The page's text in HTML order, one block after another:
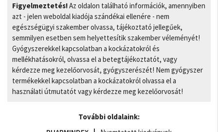
Figyelmeztetés!Az oldalon található információk, amennyiben
azt - jelen weboldal kiadója szándékai ellenére - nem
egészségügyi szakember olvassa, tájékoztató jellegűek,
semmilyen esetben sem helyettesítik szakember véleményét!
Gyógyszerekkel kapcsolatban a kockázatokról és
mellékhatásokról, olvassa el a betegtájékoztatót, vagy
kérdezze meg kezelőorvosát, gyógyszerészét! Nem gyógyszer
termékekkel kapcsolatban a kockázatokról olvassa el a
használati útmutatót vagy kérdezze meg kezelőorvosát!
További oldalaink: